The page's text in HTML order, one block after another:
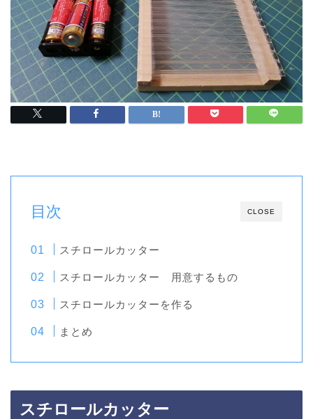
CLOSE
目次
スチロールカッター
スチロールカッター 用意するもの
スチロールカッターを作る
まとめ
スチロールカッター